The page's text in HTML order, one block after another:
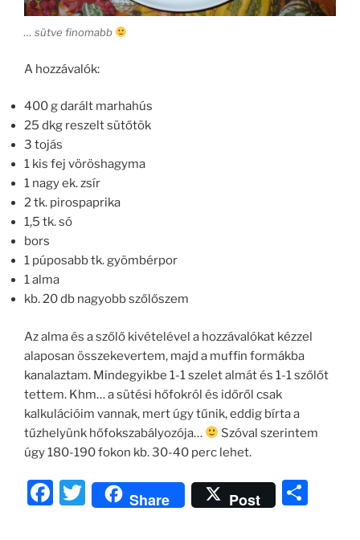
… sütve finomabb
A hozzávalók:
400 g darált marhahús
25 dkg reszelt sütőtök
3 tojás
1 kis fej vöröshagyma
1 nagy ek. zsír
2 tk. pirospaprika
1,5 tk. só
bors
1 púposabb tk. gyömbérpor
1 alma
kb. 20 db nagyobb szőlőszem
Az alma és a szőlő kivételével a hozzávalókat kézzel
alaposan összekevertem, majd a muffin formákba
kanalaztam. Mindegyikbe 1-1 szelet almát és 1-1 szőlőt
tettem. Khm… a sütési hőfokról és időről csak
kalkulációim vannak, mert úgy tűnik, eddig bírta a
tűzhelyünk hőfokszabályozója…
Szóval szerintem
úgy 180-190 fokon kb. 30-40 perc lehet.
F
T
w
Share Post